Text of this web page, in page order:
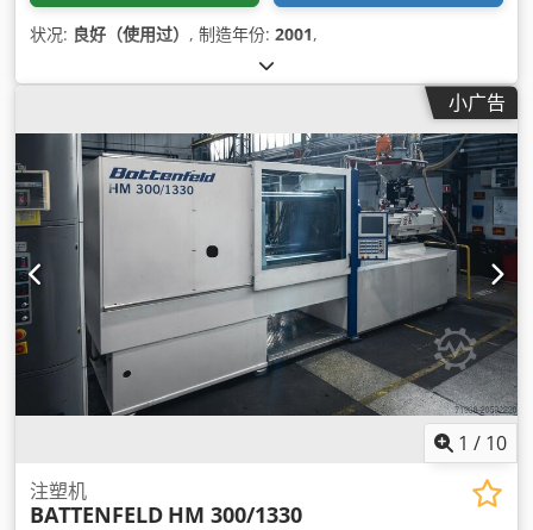
状况: 良好（使用过） , 制造年份: 2001,
小广告
1 / 10
注塑机
BATTENFELD HM 300/1330